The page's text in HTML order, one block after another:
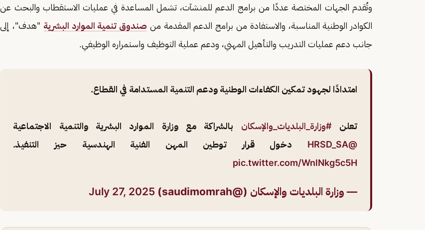
وتُقدم الجهات المختصة عددًا من برامج الدعم للمنشآت، تشمل المساعدة في عمليات الاستقطاب والبحث عن
الكوادر الوطنية المناسبة، والاستفادة من برامج الدعم المقدمة من صندوق تنمية الموارد البشرية "هدف"، إلى
جانب دعم عمليات التدريب والتأهيل المهني، ودعم عملية التوظيف واستمراره الوظيفي.
امتدادًا لجهود تمكين الكفاءات الوطنية ودعم التنمية المستدامة في القطاع.
تعلن#وزارة_البلديات_والإسكان بالشراكة مع وزارة الموارد البشرية والتنمية الاجتماعية
@HRSD_SA
دخول قرار توطين المهن الفنية الهندسية حيز التنفيذ.
pic.twitter.com/WnlNkg5c5H
— وزارة البلديات والإسكان (@saudimomrah) July 27, 2025